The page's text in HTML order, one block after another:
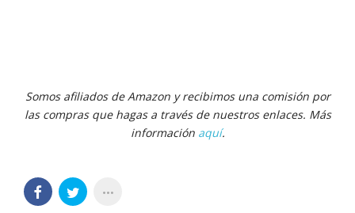
Somos afiliados de Amazon y recibimos una comisión por
las compras que hagas a través de nuestros enlaces. Más
información aquí.